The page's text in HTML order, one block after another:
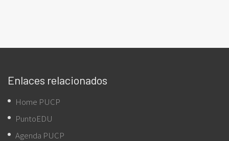
Enlaces relacionados
Home PUCP
PuntoEDU
Agenda PUCP